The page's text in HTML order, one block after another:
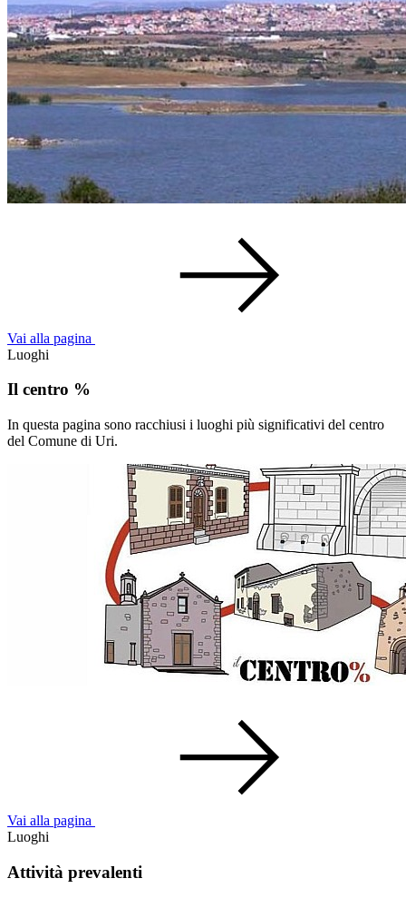
Vai alla pagina
Luoghi
Il centro %
In questa pagina sono racchiusi i luoghi più significativi del centro
del Comune di Uri.
Vai alla pagina
Luoghi
Attività prevalenti